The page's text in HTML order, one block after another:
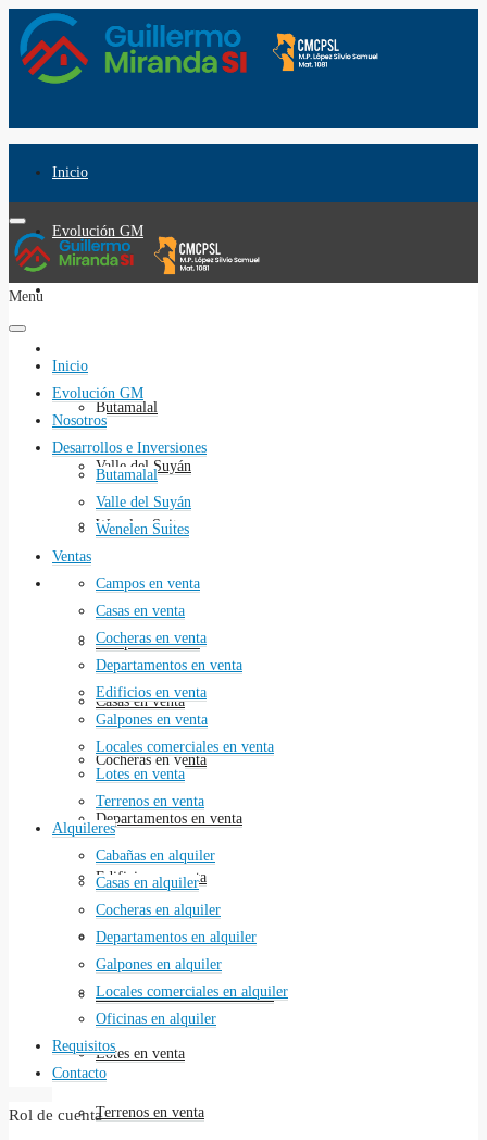
Inicio
Evolución GM
Butamalal
Valle del Suyán
Wenelen Suites
Ventas
Campos en venta
Casas en venta
Cocheras en venta
Departamentos en venta
Edificios en venta
Galpones en venta
Locales comerciales en venta
Lotes en venta
Terrenos en venta
Menu
Inicio
Evolución GM
Nosotros
Desarrollos e Inversiones
Butamalal
Valle del Suyán
Wenelen Suites
Ventas
Campos en venta
Casas en venta
Cocheras en venta
Departamentos en venta
Edificios en venta
Galpones en venta
Locales comerciales en venta
Lotes en venta
Terrenos en venta
Alquileres
Cabañas en alquiler
Casas en alquiler
Cocheras en alquiler
Departamentos en alquiler
Galpones en alquiler
Locales comerciales en alquiler
Oficinas en alquiler
Requisitos
Contacto
Rol de cuenta